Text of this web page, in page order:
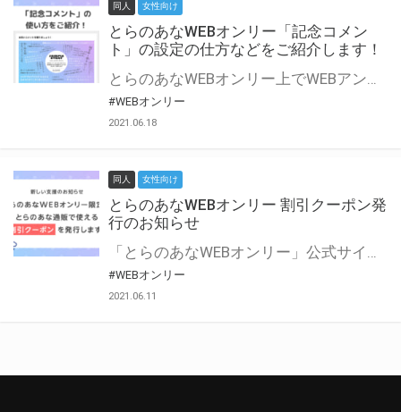
同人 女性向け
とらのあなWEBオンリー「記念コメン
ト」の設定の仕方などをご紹介します！
とらのあなWEBオンリー上でWEBアンソロジーが作成できる「記念コメント」について、その使い方や作成手順を解説します！ 支援タイプを「サークル参加型」「サークル参加型・マルシェ(イベント会場)機能付き」でお申し込みいただいている主催者様はぜひご活用ください♪ とらのあなWEBオンリーサイトはこちら
#WEBオンリー
2021.06.18
同人 女性向け
とらのあなWEBオンリー 割引クーポン発
行のお知らせ
「とらのあなWEBオンリー」公式サイトでとらのあな通販の「割引クーポン」を配布中！ イベントごとに開催当日限定で使える割引クーポンのシリアルコードを発行します。 とらのあなWEBオンリーのページをチェックして、イベント当日にお得にお買い物を楽しみましょう♪ ※本キャンペーンは予告なく終了する場合がございます。 とらのあなWEBオンリーサイトはこちら
#WEBオンリー
2021.06.11